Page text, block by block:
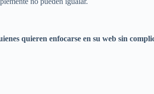
quieren enfocarse en su web sin